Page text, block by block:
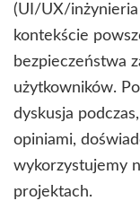
(UI/UX/
kontekście
bezpieczeństwa
użytkowników.
dyskusja
opiniami,
wykorzystujemy
projektach.